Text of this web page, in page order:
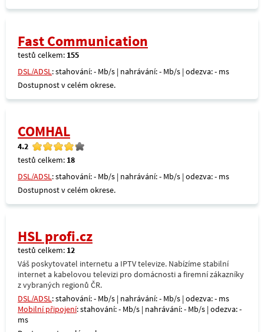
Fast Communication
testů celkem: 155
DSL/ADSL: stahování: - Mb/s | nahrávání: - Mb/s | odezva: - ms
Dostupnost v celém okrese.
COMHAL
4.2
testů celkem: 18
DSL/ADSL: stahování: - Mb/s | nahrávání: - Mb/s | odezva: - ms
Dostupnost v celém okrese.
HSL profi.cz
testů celkem: 12
Váš poskytovatel internetu a IPTV televize. Nabízíme stabilní
internet a kabelovou televizi pro domácnosti a firemní zákazníky
z vybraných regionů ČR.
DSL/ADSL: stahování: - Mb/s | nahrávání: - Mb/s | odezva: - ms
Mobilní připojení: stahování: - Mb/s | nahrávání: - Mb/s | odezva: -
ms